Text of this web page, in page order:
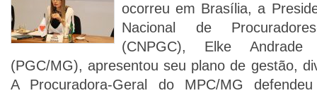
ocorreu em Brasília, a
Nacional de
(CNPGC), Elke
(PGC/MG), apresentou seu plano de gestão,
A Procuradora-Geral do MPC/MG